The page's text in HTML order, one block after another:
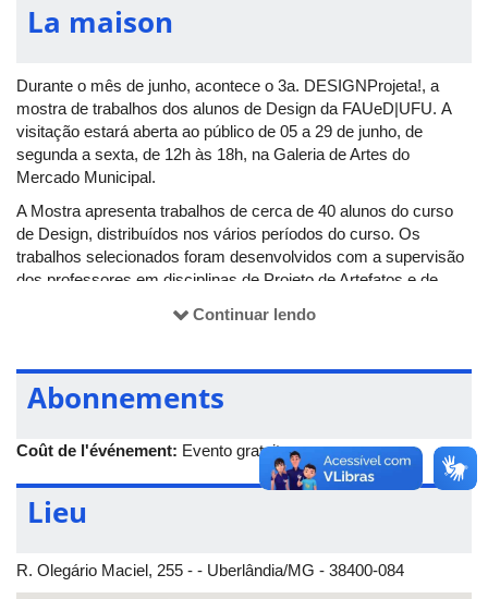
La maison
Durante o mês de junho, acontece o 3a. DESIGNProjeta!, a
mostra de trabalhos dos alunos de Design da FAUeD|UFU. A
visitação estará aberta ao público de 05 a 29 de junho, de
segunda a sexta, de 12h às 18h, na Galeria de Artes do
Mercado Municipal.
A Mostra apresenta trabalhos de cerca de 40 alunos do curso
de Design, distribuídos nos vários períodos do curso. Os
trabalhos selecionados foram desenvolvidos com a supervisão
dos professores em disciplinas de Projeto de Artefatos e de
trabalhos de outras disciplinas que discutem, dentre outros
ergonomia e usabilidade, tecnologia e produção bem como a
importância da forma e da cor como elementos compositivos.
modalidades de apresentação que vão desde os Projetos de
Interiores – pranchas impressas com perspectivas, até
modelos físicos tais como Maquetes desenvolvidas em aula e
Protótipos produzidos no LAMOP – Laboratório de Modelos e
Design da UFU tem buscado participar sempre de concursos
nacionais de projeto como estímulo ao aprimoramento do
Continuar lendo
Abonnements
Coût de l'événement: Evento gratuito
Lieu
R. Olegário Maciel, 255 - - Uberlândia/MG - 38400-084